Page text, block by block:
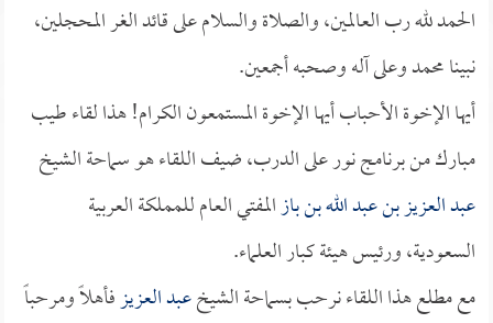
الحمد لله رب العالمين، والصلاة والسلام على قائد الغر المحجلين،
نبينا محمد وعلى آله وصحبه أجمعين.
أيها الإخوة الأحباب أيها الإخوة المستمعون الكرام! هذا لقاء طيب
مبارك من برنامج نور على الدرب، ضيف اللقاء هو سماحة الشيخ
عبد العزيز بن عبد الله بن بازالمفتي العام للمملكة العربية
السعودية، ورئيس هيئة كبار العلماء.
مع مطلع هذا اللقاء نرحب بسماحة الشيخعبد العزيزفأهلاً ومرحباً